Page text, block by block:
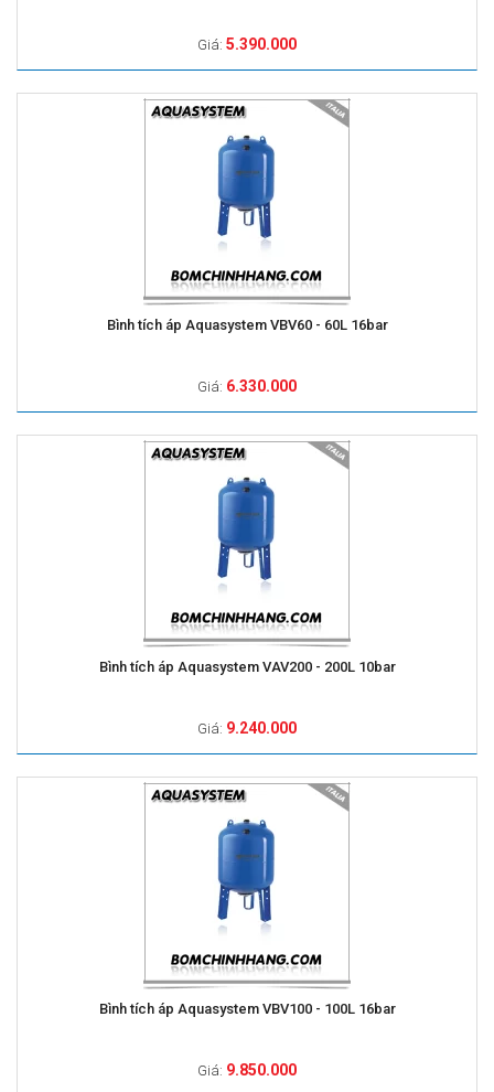
Giá: 5.390.000
Bình tích áp Aquasystem VBV60 - 60L 16bar
Giá: 6.330.000
Bình tích áp Aquasystem VAV200 - 200L 10bar
Giá: 9.240.000
Bình tích áp Aquasystem VBV100 - 100L 16bar
Giá: 9.850.000